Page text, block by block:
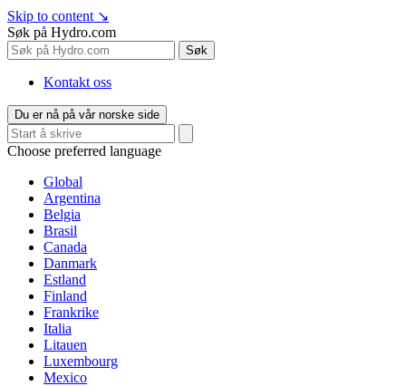
Skip to content ↘
Søk på Hydro.com
Søk
Kontakt oss
Du er nå på vår norske side
Choose preferred language
Global
Argentina
Belgia
Brasil
Canada
Danmark
Estland
Finland
Frankrike
Italia
Litauen
Luxembourg
Mexico